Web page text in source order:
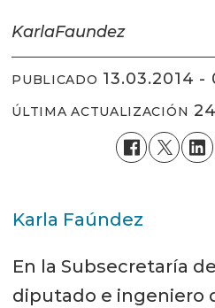
KarlaFaundez
PUBLICADO 13.03.2014 -
ÚLTIMA ACTUALIZACIÓN
Karla Faúndez
En la Subsecretaría
diputado e ingeniero